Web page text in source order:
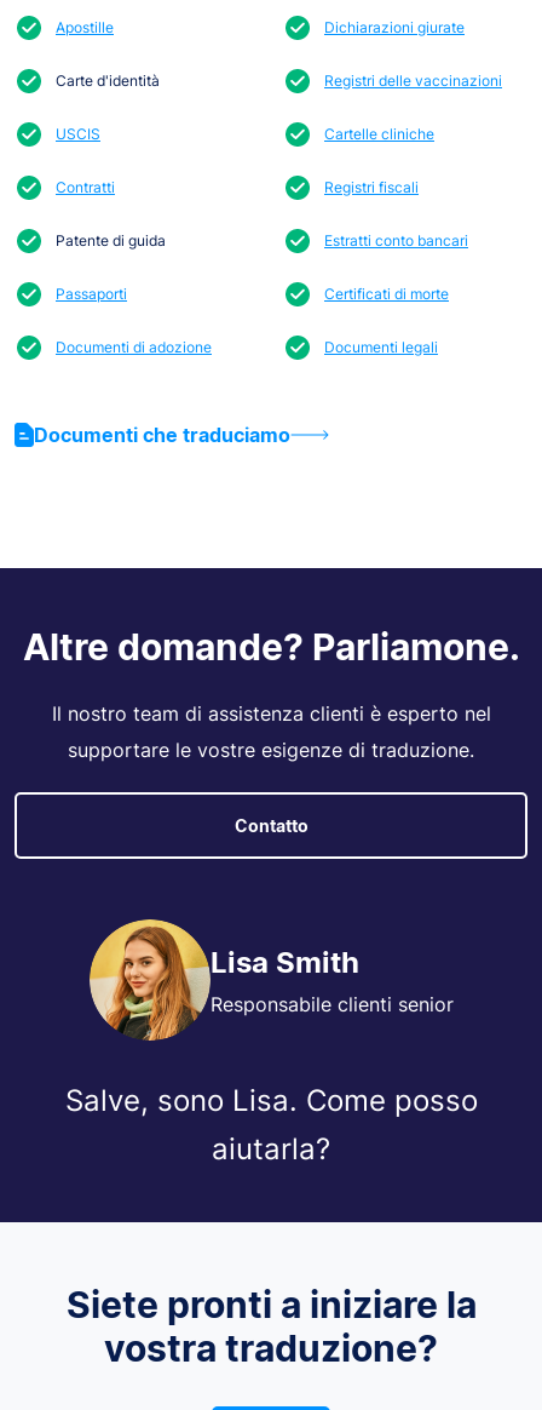
Apostille Dichiarazioni giurate
Carte d'identità Registri delle vaccinazioni
USCIS Cartelle cliniche
Contratti Registri fiscali
Patente di guida Estratti conto bancari
Passaporti Certificati di morte
Documenti di adozione Documenti legali
Documenti che traduciamo
Altre domande? Parliamone.
Il nostro team di assistenza clienti è esperto nel
supportare le vostre esigenze di traduzione.
Contatto
Lisa Smith
Responsabile clienti senior
Salve, sono Lisa. Come posso
aiutarla?
Siete pronti a iniziare la
vostra traduzione?